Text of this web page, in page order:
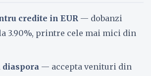
credite in EUR — dobanzi
3.90%, printre cele mai mici din
— accepta venituri din